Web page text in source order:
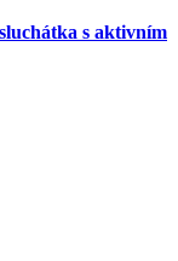
s aktivním